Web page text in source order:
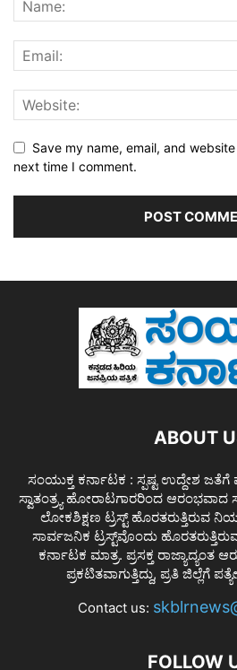
Save my name, email, and
next time I comment.
ABOUT
ಸಂಯುಕ್ತ ಕರ್ನಾಟಕ : ಸ್ಪಷ್ಟ ಉದ್ದೇಶ
ಸ್ವಾತಂತ್ರ್ಯ ಹೋರಾಟಗಾರರಿಂದ ಆರಂಭವಾದ
ಲೋಕಶಿಕ್ಷಣ ಟ್ರಸ್ಟ್ ಹೊರತರುತ್ತಿರುವ
ಸಾರ್ವಜನಿಕ ಟ್ರಸ್ಟ್‌ವೊಂದು
ಕರ್ನಾಟಕ ಮಾತ್ರ. ಪ್ರಸಕ್ತ ರಾಜ್ಯಾದ್ಯಂತ
ಪ್ರಕಟಿತವಾಗುತ್ತಿದ್ದು, ಪ್ರತಿ ಜಿಲ್ಲೆಗೆ
Contact us:
FOLLOW